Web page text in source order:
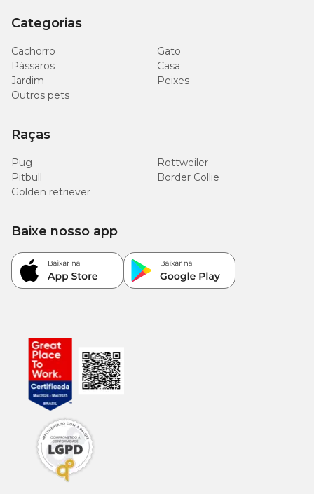
Categorias
Cachorro
Gato
Pássaros
Casa
Jardim
Peixes
Outros pets
Raças
Pug
Rottweiler
Pitbull
Border Collie
Golden retriever
Baixe nosso app